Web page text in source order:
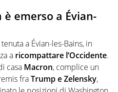
è emerso a Évian-
a Évian-les-Bains, in
a ricompattare l’Occidente.
casa Macron, complice un
fraTrump e Zelensky,